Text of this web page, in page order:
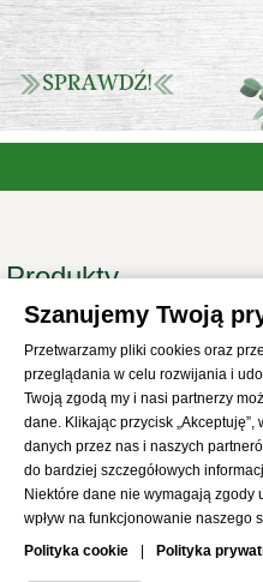
Produkty
Informacje
Twoje konto
Informacje o sklepie
Szanujemy Twoją
Przetwarzamy pliki cookies oraz
przeglądania w celu rozwijania i
Twoją zgodą my i nasi partnerzy
dane. Klikając przycisk
danych przez nas i naszych
do bardziej szczegółowych
Niektóre dane nie wymagają zgody
wpływ na funkcjonowanie naszego
Polityka cookie
Polityka
© 2021SKLEP